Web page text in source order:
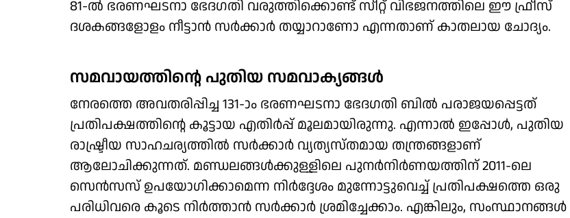
81-ല്‍ ഭരണഘടനാ ഭേദഗതി വരുത്തിക്കൊണ്ട് സീറ്റ് വിഭജനത്തിലെ ഈ ഫ്രീസ്
ദശകങ്ങളോളം നീട്ടാന്‍ സര്‍ക്കാര്‍ തയ്യാറാണോ എന്നതാണ് കാതലായ ചോദ്യം.
സമവായത്തിന്റെ പുതിയ സമവാക്യങ്ങള്‍
നേരത്തെ അവതരിപ്പിച്ച 131-ാം ഭരണഘടനാ ഭേദഗതി ബില്‍ പരാജയപ്പെട്ടത്
പ്രതിപക്ഷത്തിന്റെ കൂട്ടായ എതിര്‍പ്പ് മൂലമായിരുന്നു. എന്നാല്‍ ഇപ്പോള്‍, പുതിയ
രാഷ്ട്രീയ സാഹചര്യത്തില്‍ സര്‍ക്കാര്‍ വ്യത്യസ്തമായ തന്ത്രങ്ങളാണ്
ആലോചിക്കുന്നത്. മണ്ഡലങ്ങള്‍ക്കുള്ളിലെ പുനര്‍നിര്‍ണയത്തിന് 2011-ലെ
സെന്‍സസ് ഉപയോഗിക്കാമെന്ന നിര്‍ദ്ദേശം മുന്നോട്ടുവെച്ച് പ്രതിപക്ഷത്തെ ഒരു
പരിധിവരെ കൂടെ നിര്‍ത്താന്‍ സര്‍ക്കാര്‍ ശ്രമിച്ചേക്കാം. എങ്കിലും, സംസ്ഥാനങ്ങള്‍